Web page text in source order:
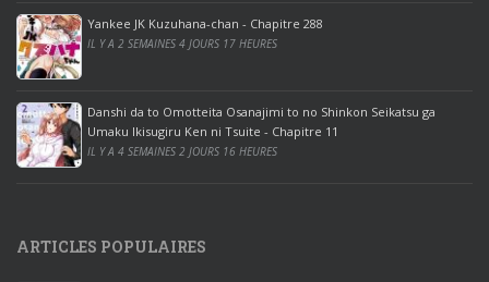
ff
i
c
e
2
0
1
r
Yankee JK Kuzuhana-chan - Chapitre 288
IL Y A 2 SEMAINES 4 JOURS 17 HEURES
Danshi da to Omotteita Osanajimi to no Shinkon Seikatsu ga
Umaku Ikisugiru Ken ni Tsuite - Chapitre 11
IL Y A 4 SEMAINES 2 JOURS 16 HEURES
ARTICLES POPULAIRES